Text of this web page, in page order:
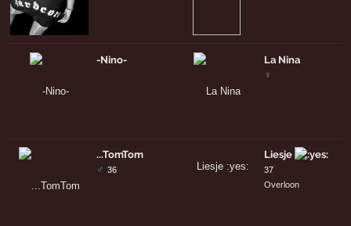
-Nino-
...TomTom
♂ 36
La Nina
♀
Liesje
37
Overloon